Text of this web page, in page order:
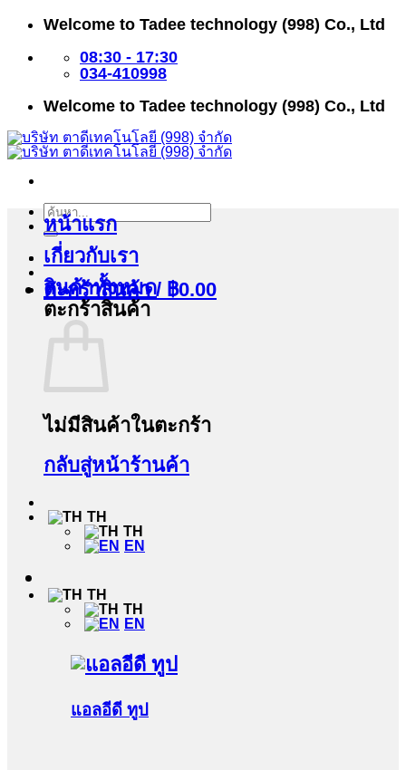
ข้าม
เนื้อหา
Welcome to Tadee technology (998) Co., Ltd
08:30 - 17:30
034-410998
Welcome to Tadee technology (998) Co., Ltd
ค้นหา:
ตะกร้าสินค้า / ฿0.00
ตะกร้าสินค้า
ไม่มีสินค้าในตะกร้า
กลับสู่หน้าร้านค้า
TH
TH
EN
TH
TH
EN
หน้าแรก
เกี่ยวกับเรา
สินค้าทั้งหมด
แอลอีดี ทูป